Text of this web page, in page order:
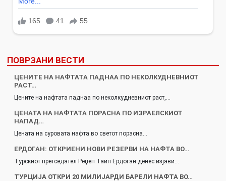
ПОВРЗАНИ ВЕСТИ
ЦЕНИТЕ НА НАФТАТА ПАДНАА ПО НЕКОЛКУДНЕВНИОТ
РАСТ…
Цените на нафтата паднаа по неколкудневниот раст,…
ЦЕНАТА НА НАФТАТА ПОРАСНА ПО ИЗРАЕЛСКИОТ
НАПАД…
Цената на суровата нафта во светот порасна…
ЕРДОГАН: ОТКРИЕНИ НОВИ РЕЗЕРВИ НА НАФТА ВО…
Турскиот претседател Реџеп Таип Ердоган денес изјави…
ТУРЦИЈА ОТКРИ 20 МИЛИЈАРДИ БАРЕЛИ НАФТА ВО…